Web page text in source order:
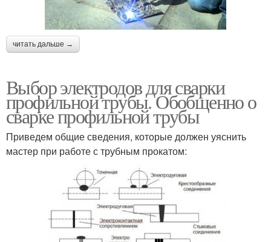
читать дальше →
Выбор электродов для сварки
профильной трубы. Обобщенно о
сварке профильной трубы
Приведем общие сведения, которые должен уяснить
мастер при работе с трубным прокатом: